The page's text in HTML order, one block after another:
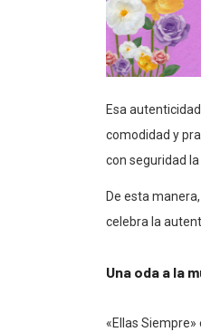
Esa
comodidad y
con seguridad
De esta
celebra la
Una oda a la
«Ellas